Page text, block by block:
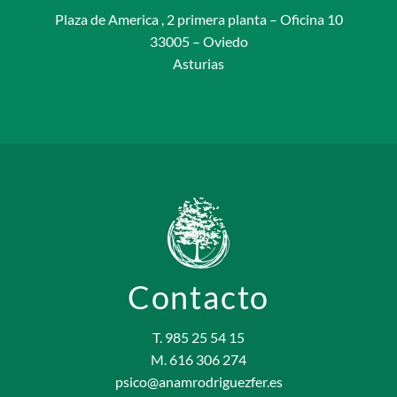
Plaza de America , 2 primera planta – Oficina 10
33005 – Oviedo
Asturias
Contacto
T. 985 25 54 15
M. 616 306 274
psico@anamrodriguezfer.es